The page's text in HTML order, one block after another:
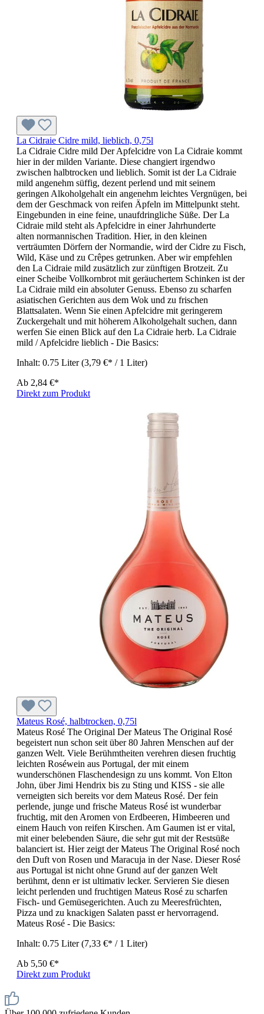
La Cidraie Cidre mild, lieblich, 0,75l
La Cidraie Cidre mild Der Apfelcidre von La Cidraie kommt
hier in der milden Variante. Diese changiert irgendwo
zwischen halbtrocken und lieblich. Somit ist der La Cidraie
mild angenehm süffig, dezent perlend und mit seinem
geringen Alkoholgehalt ein angenehm leichtes Vergnügen, bei
dem der Geschmack von reifen Äpfeln im Mittelpunkt steht.
Eingebunden in eine feine, unaufdringliche Süße. Der La
Cidraie mild steht als Apfelcidre in einer Jahrhunderte
alten normannischen Tradition. Hier, in den kleinen
verträumten Dörfern der Normandie, wird der Cidre zu Fisch,
Wild, Käse und zu Crêpes getrunken. Aber wir empfehlen
den La Cidraie mild zusätzlich zur zünftigen Brotzeit. Zu
einer Scheibe Vollkornbrot mit geräuchertem Schinken ist der
La Cidraie mild ein absoluter Genuss. Ebenso zu scharfen
asiatischen Gerichten aus dem Wok und zu frischen
Blattsalaten. Wenn Sie einen Apfelcidre mit geringerem
Zuckergehalt und mit höherem Alkoholgehalt suchen, dann
werfen Sie einen Blick auf den La Cidraie herb. La Cidraie
mild / Apfelcidre lieblich - Die Basics:
Inhalt: 0.75 Liter(3,79 €* / 1 Liter)
Ab 2,84 €*
Direkt zum Produkt
Mateus Rosé, halbtrocken, 0,75l
Mateus Rosé The Original Der Mateus The Original Rosé
begeistert nun schon seit über 80 Jahren Menschen auf der
ganzen Welt. Viele Berühmtheiten verehren diesen fruchtig
leichten Roséwein aus Portugal, der mit einem
wunderschönen Flaschendesign zu uns kommt. Von Elton
John, über Jimi Hendrix bis zu Sting und KISS - sie alle
verneigten sich bereits vor dem Mateus Rosé. Der fein
perlende, junge und frische Mateus Rosé ist wunderbar
fruchtig, mit den Aromen von Erdbeeren, Himbeeren und
einem Hauch von reifen Kirschen. Am Gaumen ist er vital,
mit einer belebenden Säure, die sehr gut mit der Restsüße
balanciert ist. Hier zeigt der Mateus The Original Rosé noch
den Duft von Rosen und Maracuja in der Nase. Dieser Rosé
aus Portugal ist nicht ohne Grund auf der ganzen Welt
berühmt, denn er ist ultimativ lecker. Servieren Sie diesen
leicht perlenden und fruchtigen Mateus Rosé zu scharfen
Fisch- und Gemüsegerichten. Auch zu Meeresfrüchten,
Pizza und zu knackigen Salaten passt er hervorragend.
Mateus Rosé - Die Basics:
Inhalt: 0.75 Liter(7,33 €* / 1 Liter)
Ab 5,50 €*
Direkt zum Produkt